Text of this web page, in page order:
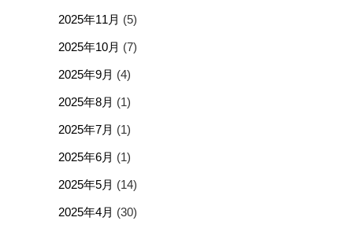
2025年11月 (5)
2025年10月 (7)
2025年9月 (4)
2025年8月 (1)
2025年7月 (1)
2025年6月 (1)
2025年5月 (14)
2025年4月 (30)